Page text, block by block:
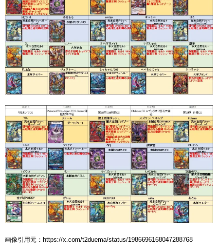
画像引用元：https://x.com/t2duema/status/1986696168047288768